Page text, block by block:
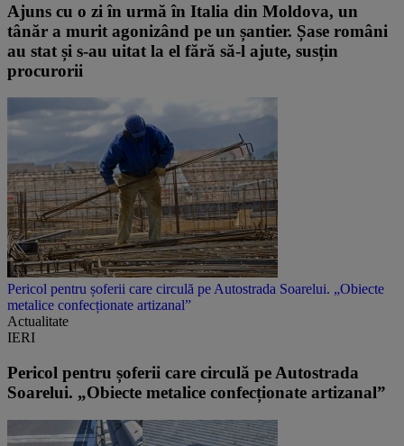
Ajuns cu o zi în urmă în Italia din Moldova, un
tânăr a murit agonizând pe un șantier. Șase români
au stat și s-au uitat la el fără să-l ajute, susțin
procurorii
Pericol pentru șoferii care circulă pe Autostrada Soarelui. „Obiecte
metalice confecționate artizanal”
Actualitate
IERI
Pericol pentru șoferii care circulă pe Autostrada
Soarelui. „Obiecte metalice confecționate artizanal”